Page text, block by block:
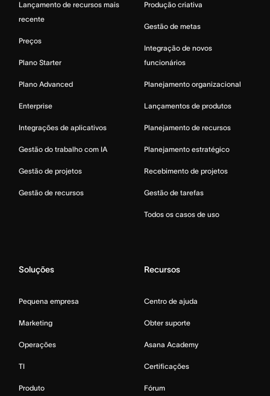
Lançamento de recursos mais
recente
Preços
Plano Starter
Plano Advanced
Enterprise
Integrações de aplicativos
Gestão do trabalho com IA
Gestão de projetos
Gestão de recursos
Produção criativa
Gestão de metas
Integração de novos
funcionários
Planejamento organizacional
Lançamentos de produtos
Planejamento de recursos
Planejamento estratégico
Recebimento de projetos
Gestão de tarefas
Todos os casos de uso
Soluções
Pequena empresa
Marketing
Operações
TI
Produto
Recursos
Centro de ajuda
Obter suporte
Asana Academy
Certificações
Fórum